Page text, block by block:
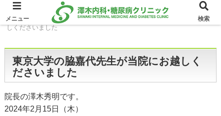
ホーム イベント
東京大学の脇嘉代先生が当院にお越
しくださいました
東京大学の脇嘉代先生が当院にお越しく
ださいました
院長の澤木秀明です。
2024年2月15日（木）
メニュー 検索